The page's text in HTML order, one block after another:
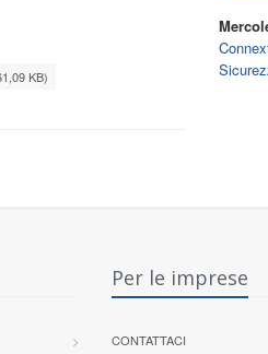
KB)
Per le imprese
CONTATTACI